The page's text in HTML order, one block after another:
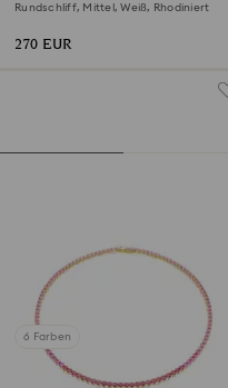
Rundschliff, Mittel, Weiß, Rhodiniert
270 EUR
6 Farben